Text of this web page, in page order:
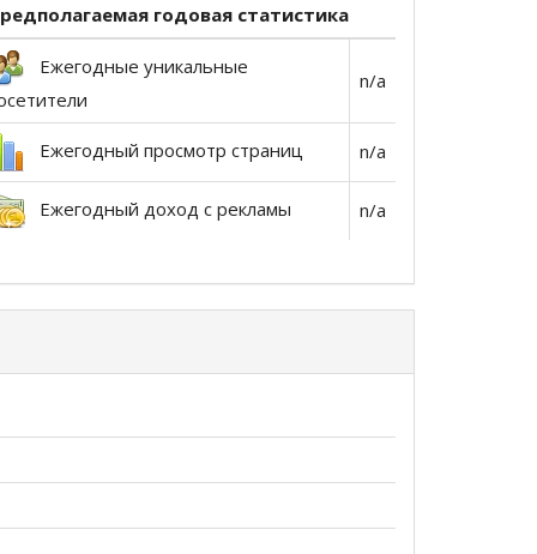
годовая статистика
Ежегодные уникальные
n/a
Ежегодный просмотр страниц n/a
Ежегодный доход с рекламы n/a